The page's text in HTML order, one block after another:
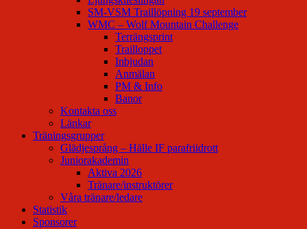
SM-VSM Traillöpning 19 september
WMC – Wolf Mountain Challenge
Terrängsprint
Trailloppet
Inbjudan
Anmälan
PM & Info
Banor
Kontakta oss
Länkar
Träningsgrupper
Glädjesprång – Hälle IF parafriidrott
Juniorakademin
Aktiva 2026
Tränare/instruktörer
Våra tränare/ledare
Statistik
Sponsorer